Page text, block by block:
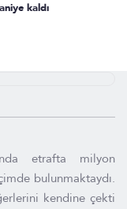
kaldı
etrafta milyon
bulunmaktaydı.
kendine çekti